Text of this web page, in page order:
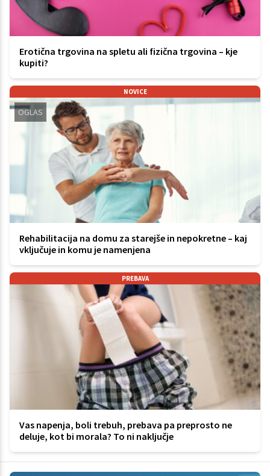
Erotična trgovina na spletu ali fizična trgovina – kje
kupiti?
NOVICE
OGLAS
Rehabilitacija na domu za starejše in nepokretne – kaj
vključuje in komu je namenjena
PREBAVA
Vas napenja, boli trebuh, prebava pa preprosto ne
deluje, kot bi morala? To ni naključje